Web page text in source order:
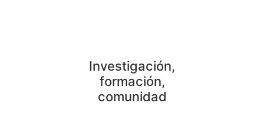
Investigación,
formación,
comunidad